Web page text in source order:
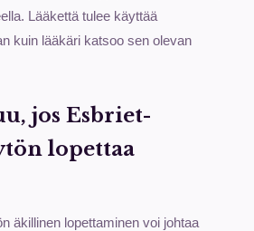
Lääkettä tulee käyttää
kuin lääkäri katsoo sen olevan
jos Esbriet-
lopettaa
äkillinen lopettaminen voi johtaa